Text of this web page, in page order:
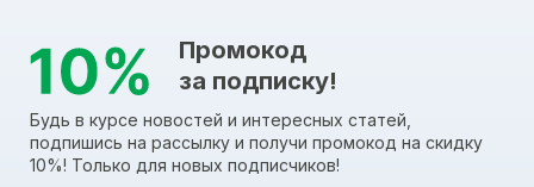
Промокод
за подписку!
Будь в курсе новостей и интересных статей,
подпишись на рассылку и получи промокод на скидку
10%! Только для новых подписчиков!